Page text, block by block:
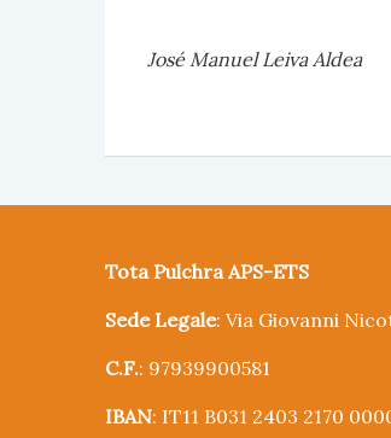
José Manuel Leiva Aldea
Tota Pulchra APS-ETS
Sede Legale: Via Giovanni
C.F.: 97939900581
IBAN: IT11 B031 2403 2170